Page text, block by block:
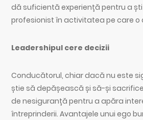
dă suficientă experiență pentru a
profesionist în activitatea pe care o
Leadershipul cere decizii
Conducătorul, chiar dacă nu este
știe să depășească și să-și
de nesiguranță pentru a apăra
întreprinderii. Avantajele unui ego